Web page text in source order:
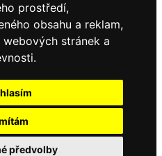
prostředí,
obsahu a reklam,
stránek a
předvolby